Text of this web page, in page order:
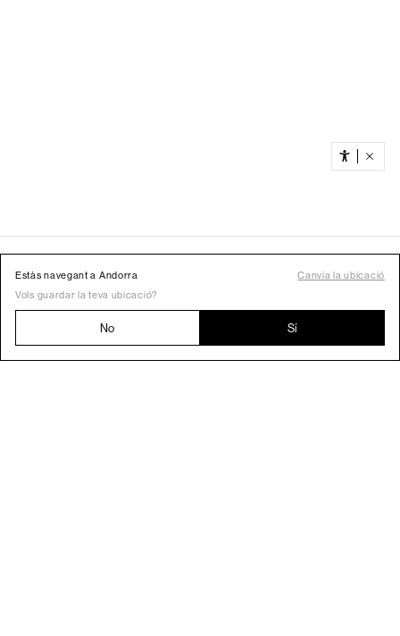
Estàs navegant a Andorra
Canvia la ubicació
Vols guardar la teva ubicació?
No Sí